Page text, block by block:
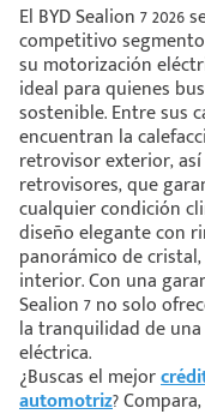
El BYD Sealion 7
competitivo
su motorización
ideal para quienes
sostenible. Entre sus
encuentran la
retrovisor exterior,
retrovisores, que
cualquier condición
diseño elegante con
panorámico de
interior. Con una
Sealion 7 no solo
la tranquilidad de
eléctrica.
¿Buscas el mejor
automotriz?
más
estoy viendo 😀